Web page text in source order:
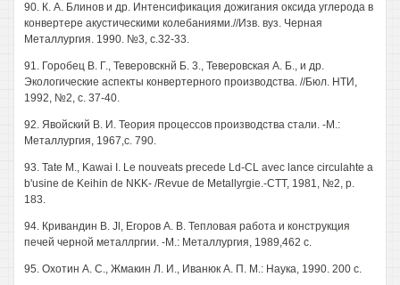
90. К. А. Блинов и др. Интенсификация дожигания оксида углерода в
конвертере акустическими колебаниями.//Изв. вуз. Черная
Металлургия. 1990. №3, с.32-33.
91. Горобец В. Г., Теверовскнй Б. 3., Теверовская А. Б., и др.
Экологические аспекты конвертерного производства. //Бюл. НТИ,
1992, №2, с. 37-40.
92. Явойский В. И. Теория процессов производства стали. -М.:
Металлургия, 1967,с. 790.
93. Tate М., Kawai I. Le nouveats precede Ld-CL avec lance circulahte a
b'usine de Keihin de NKK- /Revue de Metallyrgie.-CTT, 1981, №2, p.
183.
94. Кривандин В. Jl, Егоров А. В. Тепловая работа и конструкция
печей черной металлргии. -М.: Металлургия, 1989,462 с.
95. Охотин А. С., Жмакин Л. И., Иванюк А. П. М.: Наука, 1990. 200 с.